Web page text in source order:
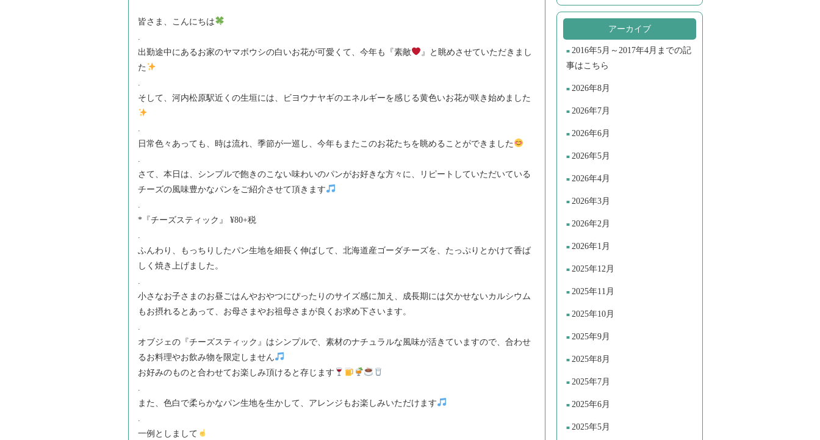
皆さま、こんにちは
出勤途中にあるお家のヤマボウシの白いお花が可愛くて、今年も『素敵
』と眺めさせていただきまし
た
そして、河内松原駅近くの生垣には、ビヨウナヤギのエネルギーを感じる黄色いお花が咲き始めました
日常色々あっても、時は流れ、季節が一巡し、今年もまたこのお花たちを眺めることができました
さて、本日は、シンプルで飽きのこない味わいのパンがお好きな方々に、リピートしていただいている
チーズの風味豊かなパンをご紹介させて頂きます
*『チーズスティック』 ¥80+税
ふんわり、もっちりしたパン生地を細長く伸ばして、北海道産ゴーダチーズを、たっぷりとかけて香ば
しく焼き上げました。
小さなお子さまのお昼ごはんやおやつにぴったりのサイズ感に加え、成長期には欠かせないカルシウム
もお摂れるとあって、お母さまやお祖母さまが良くお求め下さいます。
オブジェの『チーズスティック』はシンプルで、素材のナチュラルな風味が活きていますので、合わせ
るお料理やお飲み物を限定しません
お好みのものと合わせてお楽しみ頂けると存じます
また、色白で柔らかなパン生地を生かして、アレンジもお楽しみいただけます
一例としまして
アーカイブ
2016年5月～2017年4月までの記
事はこちら
2026年8月
2026年7月
2026年6月
2026年5月
2026年4月
2026年3月
2026年2月
2026年1月
2025年12月
2025年11月
2025年10月
2025年9月
2025年8月
2025年7月
2025年6月
2025年5月